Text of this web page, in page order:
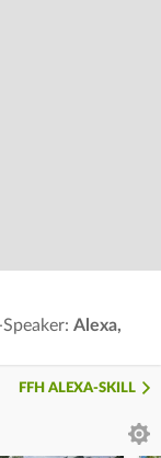
Alexa,
FFH ALEXA-SKILL